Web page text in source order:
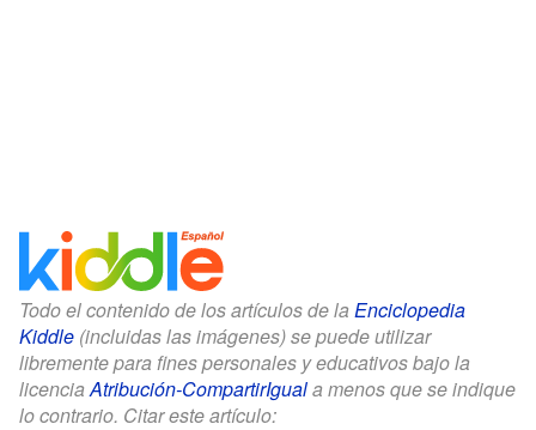
Todo el contenido de los artículos de la Enciclopedia
Kiddle (incluidas las imágenes) se puede utilizar
libremente para fines personales y educativos bajo la
licencia Atribución-CompartirIguala menos que se indique
lo contrario. Citar este artículo: